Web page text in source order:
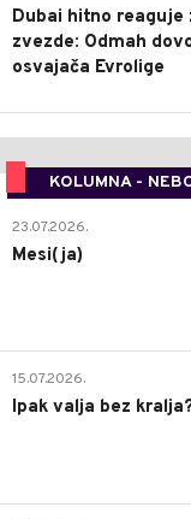
Dubai hitno reaguje
zvezde: Odmah
osvajača Evrolige
KOLUMNA -
23.07.2026.
Mesi(ja)
15.07.2026.
Ipak valja bez